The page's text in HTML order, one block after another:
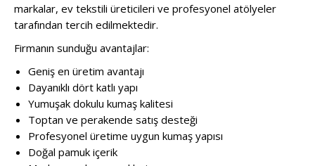
markalar, ev tekstili üreticileri ve profesyonel atölyeler
tarafından tercih edilmektedir.
Firmanın sunduğu avantajlar:
Geniş en üretim avantajı
Dayanıklı dört katlı yapı
Yumuşak dokulu kumaş kalitesi
Toptan ve perakende satış desteği
Profesyonel üretime uygun kumaş yapısı
Doğal pamuk içerik